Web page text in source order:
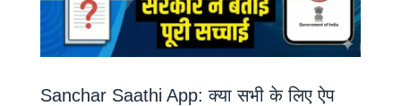
Sanchar Saathi App: क्या सभी के लिए ऐप